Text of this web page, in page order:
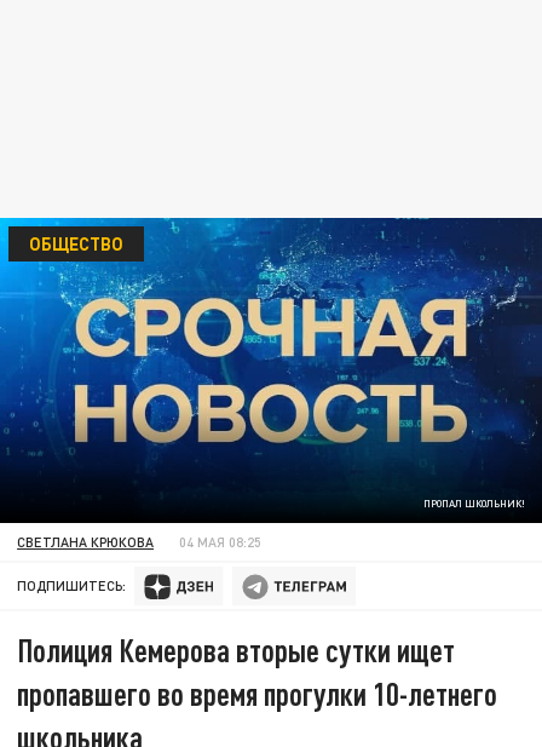
ПРОПАЛ ШКОЛЬНИК!
ОБЩЕСТВО
СВЕТЛАНА КРЮКОВА 04 МАЯ 08:25
ПОДПИШИТЕСЬ:
Полиция Кемерова вторые сутки ищет
пропавшего во время прогулки 10-летнего
школьника